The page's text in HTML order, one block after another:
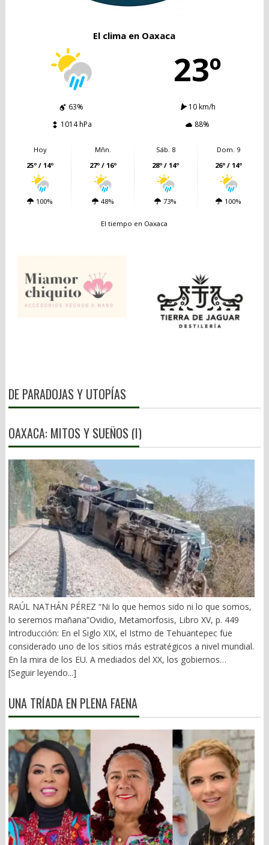
El clima en Oaxaca
23º
63%
10 km/h
1014 hPa
88%
Hoy
25º / 14º
100%
Mñn.
27º / 16º
48%
Sáb. 8
28º / 14º
73%
Dom. 9
26º / 14º
100%
El tiempo en Oaxaca
DE PARADOJAS Y UTOPÍAS
OAXACA: MITOS Y SUEÑOS (I)
RAÚL NATHÁN PÉREZ “Ni lo que hemos sido ni lo que somos,
lo seremos mañana”Ovidio, Metamorfosis, Libro XV, p. 449
Introducción: En el Siglo XIX, el Istmo de Tehuantepec fue
considerado uno de los sitios más estratégicos a nivel mundial.
En la mira de los EU. A mediados del XX, los gobiernos
emanados del PRI iniciaron una serie de proyectos, todos
Transístmico, Proyecto Alfa-Omega, Plan Puebla-Panamá y
por la corrupción y la complicidad. Sobre la vieja vía inaugurada
por el general Porfirio Díaz (1907), se montaron nuevas vías. En
2026 sigue siendo un fiasco. 1).- La primera falacia Se ha dicho
que el Corredor Interoceánico del Istmo de Tehuantepec (CIIT),
competiría con el Canal de Panamá. Falso. Un ejemplo: Éste
movilizó en sus esclusas originales y ampliadas en 2025, 489.1
millones de toneladas de carga. En 2 años, el CIIT sólo movió
1.1 millones. La línea Z del vapuleado Tren Interoceánico
[Seguir leyendo...]
UNA TRÍADA EN PLENA FAENA